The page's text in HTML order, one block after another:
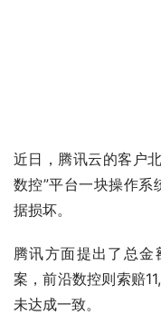
近日，腾讯云的客户
数控”平台一块操作系
据损坏。
腾讯方面提出了总金
案，前沿数控则索赔
未达成一致。